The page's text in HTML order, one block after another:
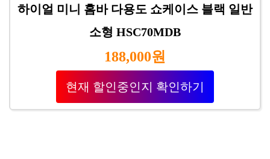
하이얼 미니 홈바 다용도 쇼케이스 블랙 일반
소형 HSC70MDB
188,000원
현재 할인중인지 확인하기